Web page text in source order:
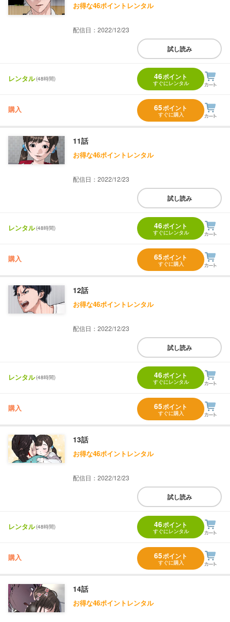
お得な46ポイントレンタル
配信日：2022/12/23
試し読み
レンタル(48時間) 46ポイント
すぐにレンタル
購入 65ポイント
すぐに購入
11話
お得な46ポイントレンタル
配信日：2022/12/23
試し読み
レンタル(48時間) 46ポイント
すぐにレンタル
購入 65ポイント
すぐに購入
12話
お得な46ポイントレンタル
配信日：2022/12/23
試し読み
レンタル(48時間) 46ポイント
すぐにレンタル
購入 65ポイント
すぐに購入
13話
お得な46ポイントレンタル
配信日：2022/12/23
試し読み
レンタル(48時間) 46ポイント
すぐにレンタル
購入 65ポイント
すぐに購入
14話
お得な46ポイントレンタル